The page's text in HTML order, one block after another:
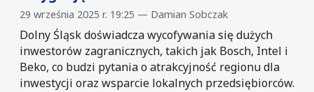
29 września 2025 r. 19:25 — Damian Sobczak
Dolny Śląsk doświadcza wycofywania się dużych
inwestorów zagranicznych, takich jak Bosch, Intel i
Beko, co budzi pytania o atrakcyjność regionu dla
inwestycji oraz wsparcie lokalnych przedsiębiorców.